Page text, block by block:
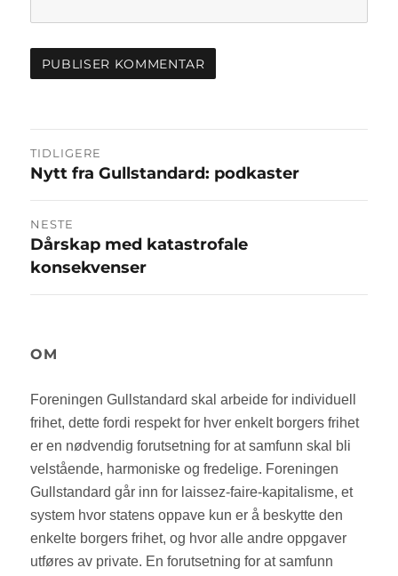
Innleggsnavigasjon
TIDLIGERE
Forrige
innlegg:
Nytt fra Gullstandard: podkaster
NESTE
Neste
innlegg:
Dårskap med katastrofale
konsekvenser
OM
Foreningen Gullstandard skal arbeide for individuell
frihet, dette fordi respekt for hver enkelt borgers frihet
er en nødvendig forutsetning for at samfunn skal bli
velstående, harmoniske og fredelige. Foreningen
Gullstandard går inn for laissez-faire-kapitalisme, et
system hvor statens oppave kun er å beskytte den
enkelte borgers frihet, og hvor alle andre oppgaver
utføres av private. En forutsetning for at samfunn